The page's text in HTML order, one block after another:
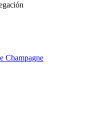
Champagne